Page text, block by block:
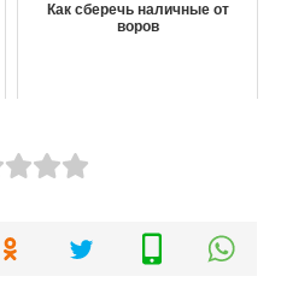
Как сберечь наличные от
воров